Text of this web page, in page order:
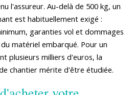
l'assureur. Au-delà de 500 kg, un
est habituellement exigé :
garanties vol et dommages
matériel embarqué. Pour un
plusieurs milliers d'euros, la
chantier mérite d'être étudiée.